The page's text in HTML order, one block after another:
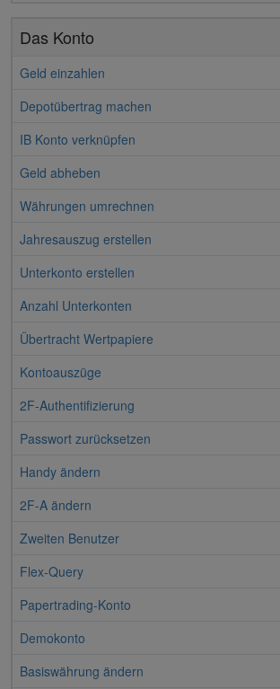
Das Konto
Geld einzahlen
Depotübertrag machen
IB Konto verknüpfen
Geld abheben
Währungen umrechnen
Jahresauszug erstellen
Unterkonto erstellen
Anzahl Unterkonten
Übertracht Wertpapiere
Kontoauszüge
2F-Authentifizierung
Passwort zurücksetzen
Handy ändern
2F-A ändern
Zweiten Benutzer
Flex-Query
Papertrading-Konto
Demokonto
Basiswährung ändern